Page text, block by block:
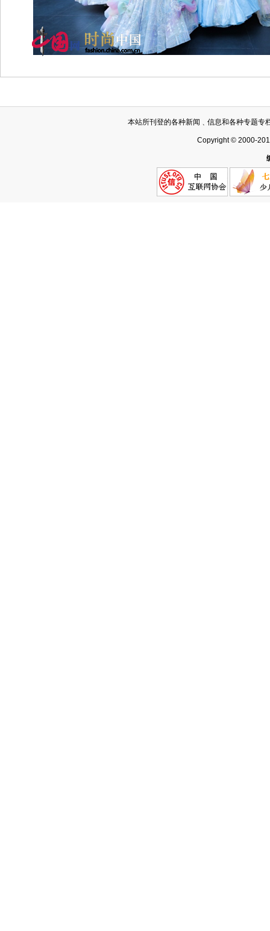
本站所刊登的各种新闻﹑信息和各种专题专
Copyright © 2000-